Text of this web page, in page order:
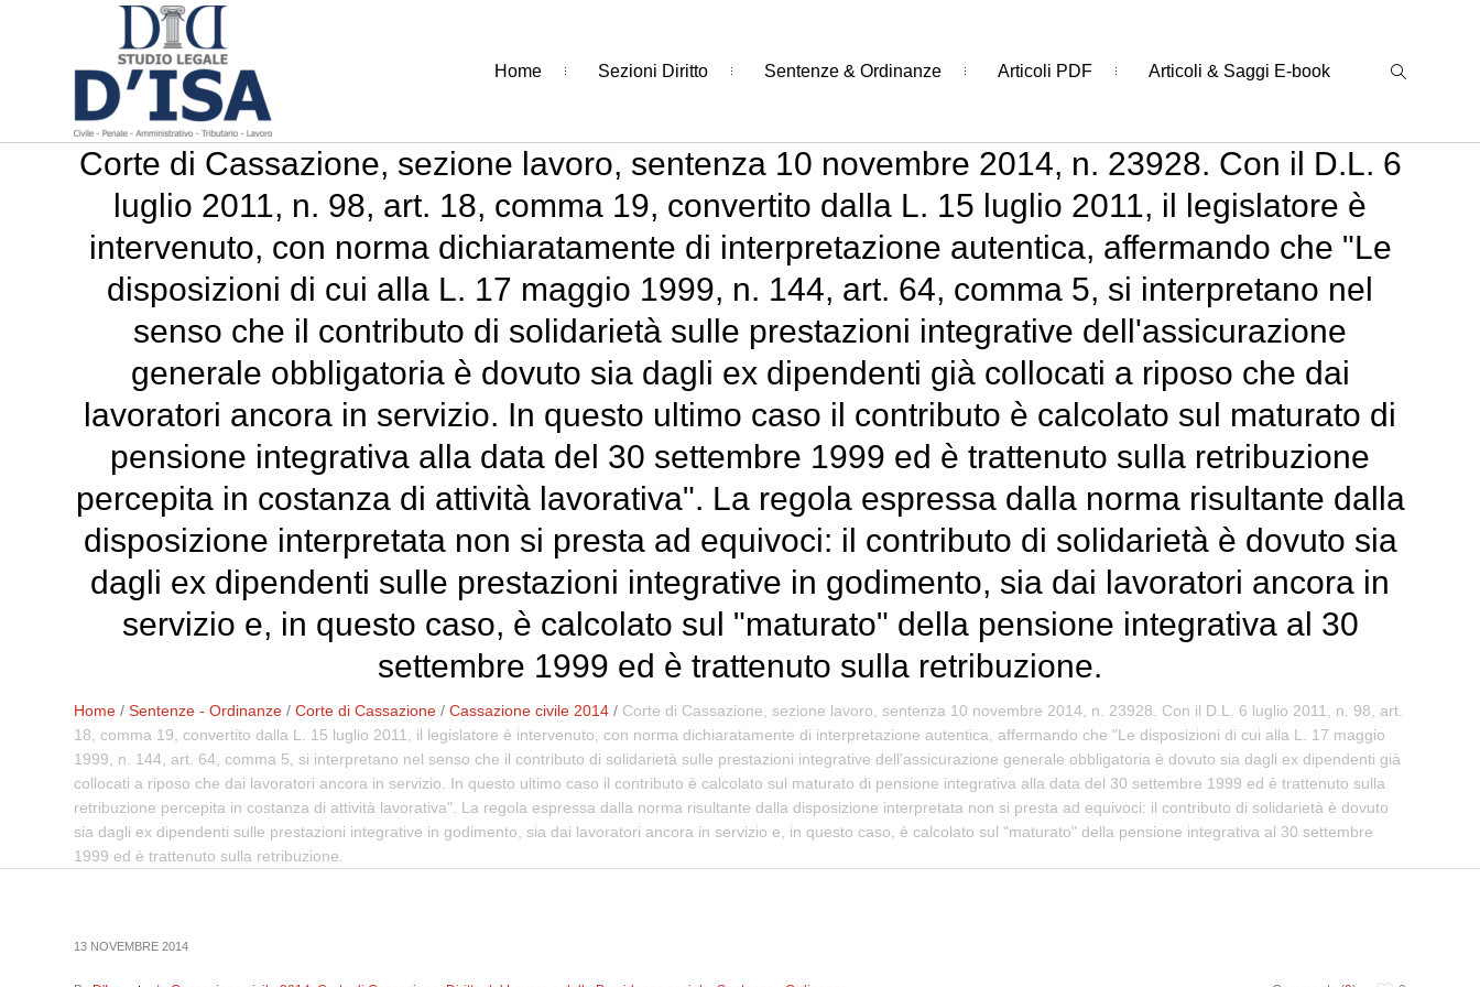
Home Sezioni Diritto Sentenze & Ordinanze Articoli PDF Articoli & Saggi E-book
Corte di Cassazione, sezione lavoro, sentenza 10 novembre 2014, n. 23928. Con il D.L. 6
luglio 2011, n. 98, art. 18, comma 19, convertito dalla L. 15 luglio 2011, il legislatore è
intervenuto, con norma dichiaratamente di interpretazione autentica, affermando che "Le
disposizioni di cui alla L. 17 maggio 1999, n. 144, art. 64, comma 5, si interpretano nel
senso che il contributo di solidarietà sulle prestazioni integrative dell'assicurazione
generale obbligatoria è dovuto sia dagli ex dipendenti già collocati a riposo che dai
lavoratori ancora in servizio. In questo ultimo caso il contributo è calcolato sul maturato di
pensione integrativa alla data del 30 settembre 1999 ed è trattenuto sulla retribuzione
percepita in costanza di attività lavorativa". La regola espressa dalla norma risultante dalla
disposizione interpretata non si presta ad equivoci: il contributo di solidarietà è dovuto sia
dagli ex dipendenti sulle prestazioni integrative in godimento, sia dai lavoratori ancora in
servizio e, in questo caso, è calcolato sul "maturato" della pensione integrativa al 30
settembre 1999 ed è trattenuto sulla retribuzione.
Home /Sentenze - Ordinanze /Corte di Cassazione /Cassazione civile 2014 / Corte di Cassazione, sezione lavoro, sentenza 10 novembre 2014, n. 23928. Con il D.L. 6 luglio 2011, n. 98, art.
18, comma 19, convertito dalla L. 15 luglio 2011, il legislatore è intervenuto, con norma dichiaratamente di interpretazione autentica, affermando che "Le disposizioni di cui alla L. 17 maggio
1999, n. 144, art. 64, comma 5, si interpretano nel senso che il contributo di solidarietà sulle prestazioni integrative dell'assicurazione generale obbligatoria è dovuto sia dagli ex dipendenti già
collocati a riposo che dai lavoratori ancora in servizio. In questo ultimo caso il contributo è calcolato sul maturato di pensione integrativa alla data del 30 settembre 1999 ed è trattenuto sulla
retribuzione percepita in costanza di attività lavorativa". La regola espressa dalla norma risultante dalla disposizione interpretata non si presta ad equivoci: il contributo di solidarietà è dovuto
sia dagli ex dipendenti sulle prestazioni integrative in godimento, sia dai lavoratori ancora in servizio e, in questo caso, è calcolato sul "maturato" della pensione integrativa al 30 settembre
1999 ed è trattenuto sulla retribuzione.
13 NOVEMBRE 2014